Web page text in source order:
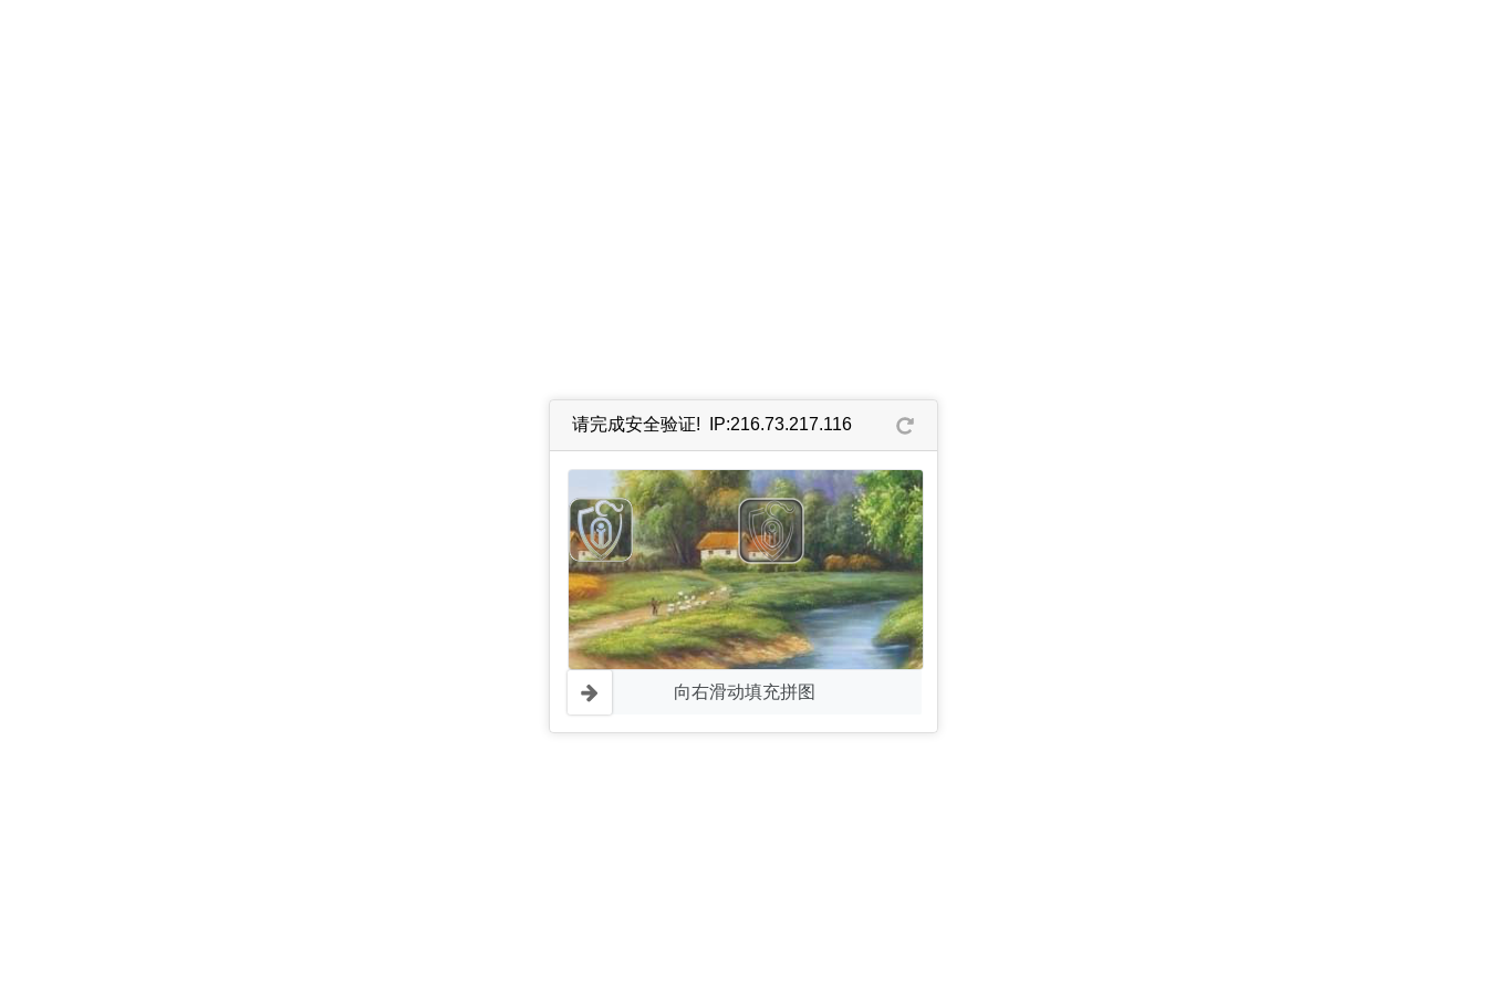
请完成安全验证! IP:216.73.217.116
向右滑动填充拼图